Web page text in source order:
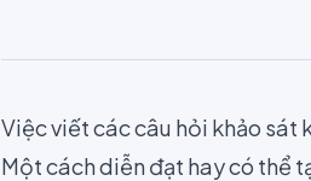
Việcviết các câu hỏi khảo sát
Một cách diễn đạt hay có thể